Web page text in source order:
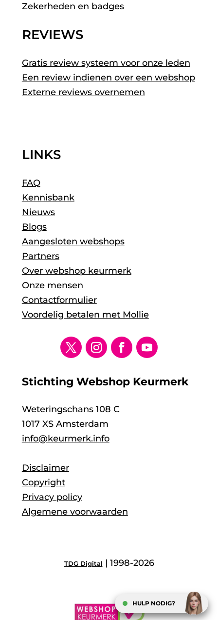
Zekerheden en badges
REVIEWS
Gratis review systeem voor onze leden
Een review indienen over een webshop
Externe reviews overnemen
LINKS
FAQ
Kennisbank
Nieuws
Blogs
Aangesloten webshops
Partners
Over webshop keurmerk
Onze mensen
Contactformulier
Voordelig betalen met Mollie
Stichting Webshop Keurmerk
Weteringschans 108 C
1017 XS Amsterdam
info@keurmerk.info
Disclaimer
Copyright
Privacy policy
Algemene voorwaarden
TDG Digital | 1998-2026
HULP NODIG?